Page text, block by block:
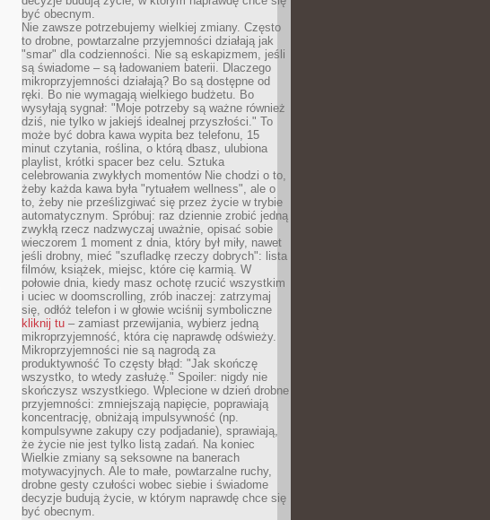
być obecnym.
Nie zawsze potrzebujemy wielkiej zmiany. Często
to drobne, powtarzalne przyjemności działają jak
"smar" dla codzienności. Nie są eskapizmem, jeśli
są świadome – są ładowaniem baterii. Dlaczego
mikroprzyjemności działają? Bo są dostępne od
ręki. Bo nie wymagają wielkiego budżetu. Bo
wysyłają sygnał: "Moje potrzeby są ważne również
dziś, nie tylko w jakiejś idealnej przyszłości." To
może być dobra kawa wypita bez telefonu, 15
minut czytania, roślina, o którą dbasz, ulubiona
playlist, krótki spacer bez celu. Sztuka
celebrowania zwykłych momentów Nie chodzi o to,
żeby każda kawa była "rytuałem wellness", ale o
to, żeby nie prześlizgiwać się przez życie w trybie
automatycznym. Spróbuj: raz dziennie zrobić jedną
zwykłą rzecz nadzwyczaj uważnie, opisać sobie
wieczorem 1 moment z dnia, który był miły, nawet
jeśli drobny, mieć "szufladkę rzeczy dobrych": lista
filmów, książek, miejsc, które cię karmią. W
połowie dnia, kiedy masz ochotę rzucić wszystkim
i uciec w doomscrolling, zrób inaczej: zatrzymaj
się, odłóż telefon i w głowie wciśnij symboliczne
kliknij tu – zamiast przewijania, wybierz jedną
mikroprzyjemność, która cię naprawdę odświeży.
Mikroprzyjemności nie są nagrodą za
produktywność To częsty błąd: "Jak skończę
wszystko, to wtedy zasłużę." Spoiler: nigdy nie
skończysz wszystkiego. Wplecione w dzień drobne
przyjemności: zmniejszają napięcie, poprawiają
koncentrację, obniżają impulsywność (np.
kompulsywne zakupy czy podjadanie), sprawiają,
że życie nie jest tylko listą zadań. Na koniec
Wielkie zmiany są seksowne na banerach
motywacyjnych. Ale to małe, powtarzalne ruchy,
drobne gesty czułości wobec siebie i świadome
decyzje budują życie, w którym naprawdę chce się
być obecnym.